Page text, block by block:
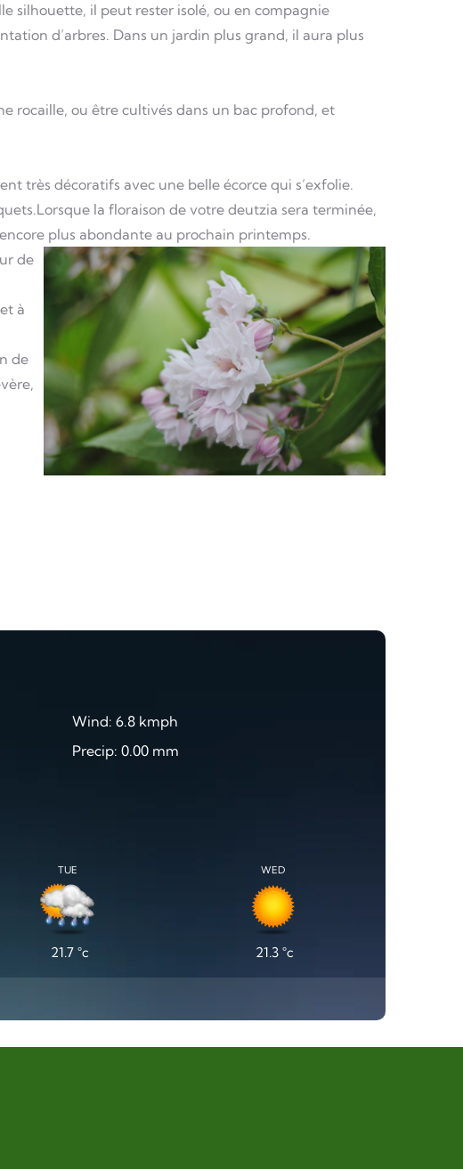
silhouette, il peut rester isolé, ou en compagnie
d’arbres. Dans un jardin plus grand, il aura plus
rocaille, ou être cultivés dans un bac profond, et
très décoratifs avec une belle écorce qui s’exfolie.
la floraison de votre deutzia sera terminée,
plus abondante au prochain printemps.
de
à
de
Wind: 6.8 kmph
Precip: 0.00 mm
TUE
21.7°c
WED
21.3°c